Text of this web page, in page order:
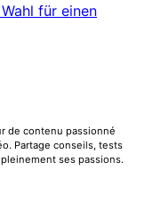
für einen
de contenu passionné
Partage conseils, tests
ses passions.